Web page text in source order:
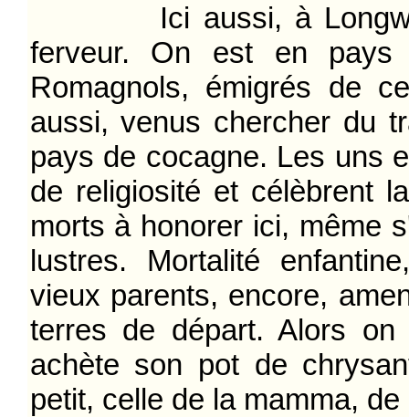
Ici aussi, à Longwy,
ferveur. On est en pays
Romagnols, émigrés de
aussi, venus chercher du
pays de cocagne. Les uns
de religiosité et célèbrent
morts à honorer ici, même
lustres. Mortalité
vieux parents, encore,
terres de départ. Alors
achète son pot de
petit, celle de la mamma,